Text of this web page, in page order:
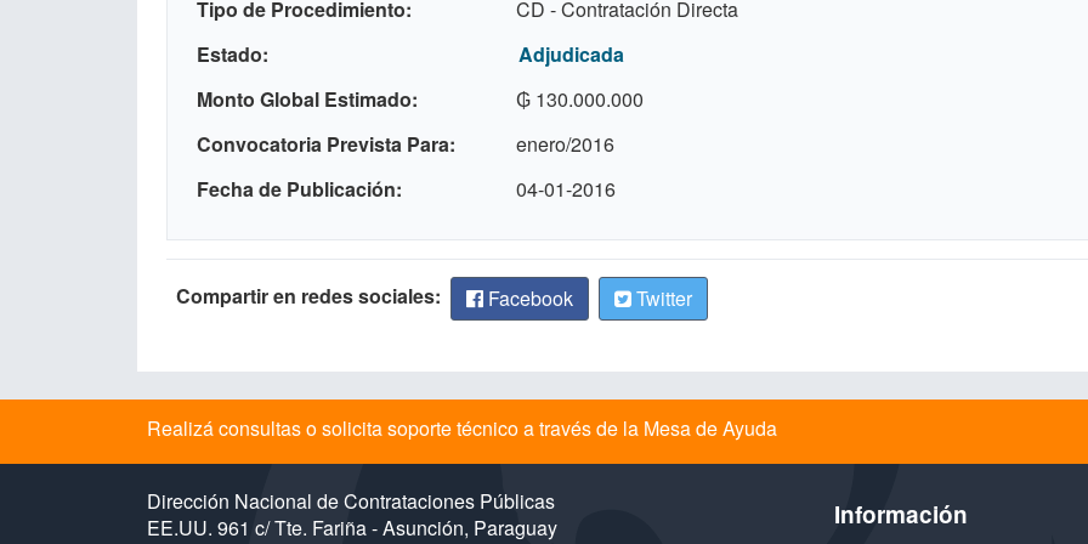
Tipo de Procedimiento
CD - Contratación Directa
Estado
Adjudicada
Monto Global Estimado
₲ 130.000.000
Convocatoria Prevista Para
enero/2016
Fecha de Publicación
04-01-2016
Compartir en redes sociales: Facebook Twitter
Realizá consultas o solicita soporte técnico a través de la Mesa de Ayuda
Dirección Nacional de Contrataciones Públicas
EE.UU. 961 c/ Tte. Fariña - Asunción, Paraguay
Información